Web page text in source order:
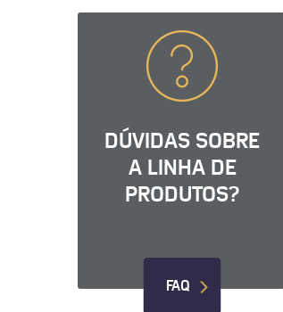
DÚVIDAS SOBRE
A LINHA DE
PRODUTOS?
FAQ